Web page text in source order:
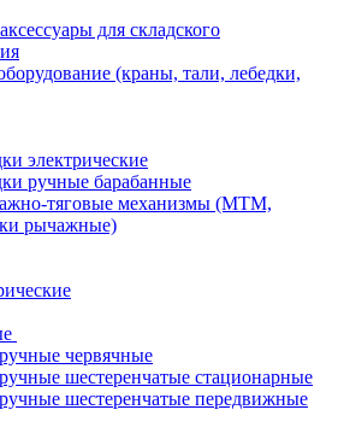
для складского
(краны, тали, лебедки,
электрические
ручные барабанные
тяговые механизмы (МТМ,
рычажные)
червячные
шестеренчатые стационарные
шестеренчатые передвижные